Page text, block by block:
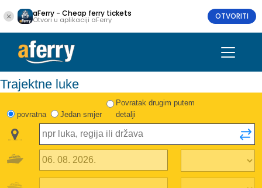
aFerry - Cheap ferry tickets
Otvori u aplikaciji aFerry OTVORITI
Trajektne luke
povratna Jedan smjer
Povratak drugim putem
detalji